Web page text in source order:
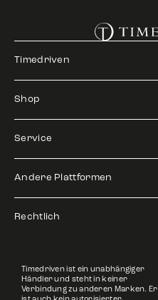
Timedriven
Shop
Service
Andere Plattformen
Rechtlich
Timedriven ist ein unabhängiger
Händler und steht in keiner
Verbindung zu anderen Marken. Er